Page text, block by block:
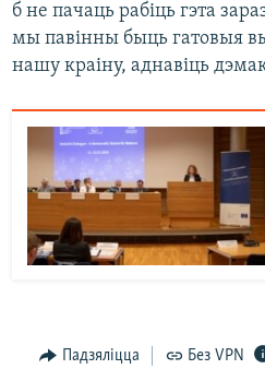
б не пачаць рабіць гэта
мы павінны быць гатовыя
нашу краіну, аднавіць
Падзяліцца Без VPN